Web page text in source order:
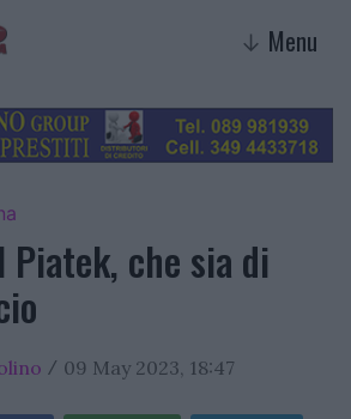
↓ Menu
Piatek, che sia di
/ 09 May 2023, 18:47